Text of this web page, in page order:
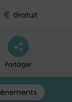
Gratuit
Partager